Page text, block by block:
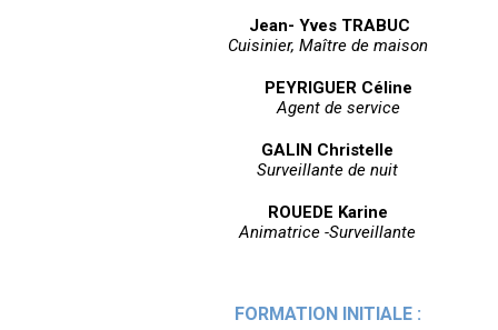
Jean- Yves TRABUC
Cuisinier, Maître de maison
PEYRIGUER Céline
Agent de service
GALIN Christelle
Surveillante de nuit
ROUEDE Karine
Animatrice -Surveillante
FORMATION INITIALE :